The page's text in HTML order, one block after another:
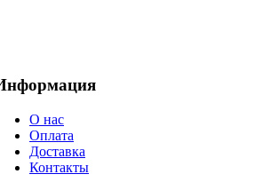
О нас
Оплата
Доставка
Контакты